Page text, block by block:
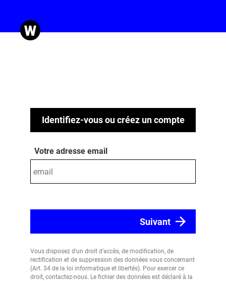
Identifiez-vous ou créez un compte
Votre adresse email
Vous disposez d’un droit d’accès, de modification, de
rectification et de suppression des données vous concernant
(Art. 34 de la loi informatique et libertés). Pour exercer ce
droit, contactez-nous. Le fichier des données est déclaré à la